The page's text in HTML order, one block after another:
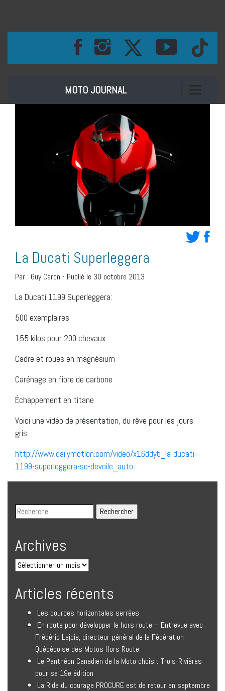
MOTO JOURNAL Toggle
La Ducati Superleggera
Par : Guy Caron - Publié le 30 octobre 2013
La Ducati 1199 Superleggera:
500 exemplaires
155 kilos pour 200 chevaux
Cadre et roues en magnésium
Carénage en fibre de carbone
Échappement en titane
Voici une vidéo de présentation, du rêve pour les jours
gris…
http://www.dailymotion.com/video/x16ddyb_la-ducati-
1199-superleggera-se-devoile_auto
Archives
Articles récents
Les courbes horizontales serrées
En route pour développer le hors route – Entrevue avec
Frédéric Lajoie, directeur général de la Fédération
Québécoise des Motos Hors Route
Le Panthéon Canadien de la Moto choisit Trois-Rivières
pour sa 19e édition
La Ride du courage PROCURE est de retour en septembre